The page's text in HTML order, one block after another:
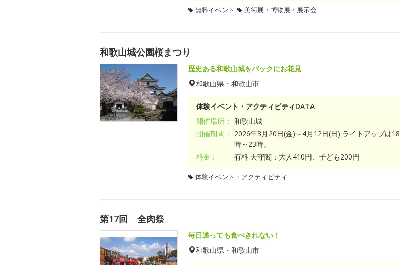
無料イベント 美術展・博物展・展示会
和歌山城公園桜まつり
歴史ある和歌山城をバックにお花見
和歌山県・和歌山市
体験イベント・アクティビティDATA
開催場所： 和歌山城
開催期間：
2026年3月20日(金)～4月12日(日) ライトアップは18
時～23時。
料金：
有料 天守閣：大人410円、子ども200円
体験イベント・アクティビティ
第17回 全肉祭
毎日通っても食べきれない！
和歌山県・和歌山市